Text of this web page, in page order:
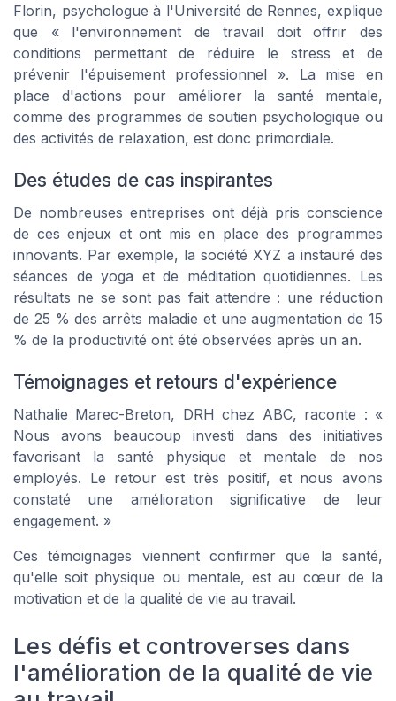
Florin, psychologue à l'Université de Rennes, explique
que « l'environnement de travail doit offrir des
conditions permettant de réduire le stress et de
prévenir l'épuisement professionnel ». La mise en
place d'actions pour améliorer la santé mentale,
comme des programmes de soutien psychologique ou
des activités de relaxation, est donc primordiale.
Des études de cas inspirantes
De nombreuses entreprises ont déjà pris conscience
de ces enjeux et ont mis en place des programmes
innovants. Par exemple, la société XYZ a instauré des
séances de yoga et de méditation quotidiennes. Les
résultats ne se sont pas fait attendre : une réduction
de 25 % des arrêts maladie et une augmentation de 15
% de la productivité ont été observées après un an.
Témoignages et retours d'expérience
Nathalie Marec-Breton, DRH chez ABC, raconte : «
Nous avons beaucoup investi dans des initiatives
favorisant la santé physique et mentale de nos
employés. Le retour est très positif, et nous avons
constaté une amélioration significative de leur
engagement. »
Ces témoignages viennent confirmer que la santé,
qu'elle soit physique ou mentale, est au cœur de la
motivation et de la qualité de vie au travail.
Les défis et controverses dans
l'amélioration de la qualité de vie